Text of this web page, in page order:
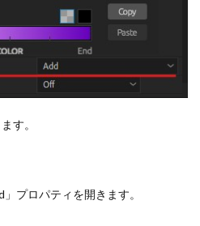
す。
プロパティを開きます。